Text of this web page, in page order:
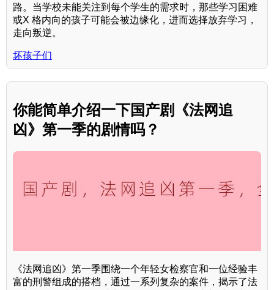
路。当学校未能关注到每个学生的需求时，那些学习困难
或X 格内向的孩子可能会被边缘化，进而选择放弃学习，
走向叛逆。
坏孩子们
你能简单介绍一下国产剧《法网追
凶》第一季的剧情吗？
《法网追凶》第一季围绕一个年轻女检察官和一位经验丰
富的刑警组成的搭档，通过一系列复杂的案件，揭示了法